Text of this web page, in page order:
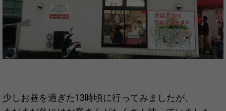
少しお昼を過ぎた13時頃に行ってみましたが、